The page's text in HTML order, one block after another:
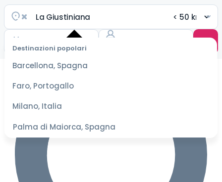
Destinazioni popolari
Barcellona, Spagna
Faro, Portogallo
Milano, Italia
Palma di Maiorca, Spagna
Seleziona
le date
tariffe